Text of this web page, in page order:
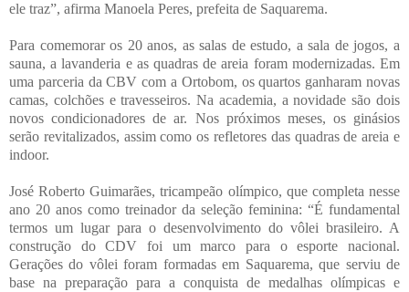
ele traz”, afirma Manoela Peres, prefeita de Saquarema.
Para comemorar os 20 anos, as salas de estudo, a sala de jogos, a
sauna, a lavanderia e as quadras de areia foram modernizadas. Em
uma parceria da CBV com a Ortobom, os quartos ganharam novas
camas, colchões e travesseiros. Na academia, a novidade são dois
novos condicionadores de ar. Nos próximos meses, os ginásios
serão revitalizados, assim como os refletores das quadras de areia e
indoor.
José Roberto Guimarães, tricampeão olímpico, que completa nesse
ano 20 anos como treinador da seleção feminina: “É fundamental
termos um lugar para o desenvolvimento do vôlei brasileiro. A
construção do CDV foi um marco para o esporte nacional.
Gerações do vôlei foram formadas em Saquarema, que serviu de
base na preparação para a conquista de medalhas olímpicas e